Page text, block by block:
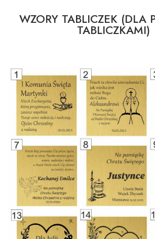
WZORY TABLICZEK (DLA
TABLICZKAMI)